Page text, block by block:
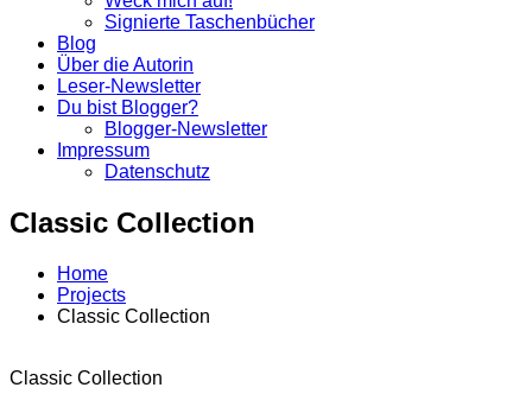
Signierte Taschenbücher
Blog
Über die Autorin
Leser-Newsletter
Du bist Blogger?
Blogger-Newsletter
Impressum
Datenschutz
Classic Collection
Home
Projects
Classic Collection
Classic Collection